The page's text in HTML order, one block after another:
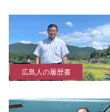
広島人の履歴書